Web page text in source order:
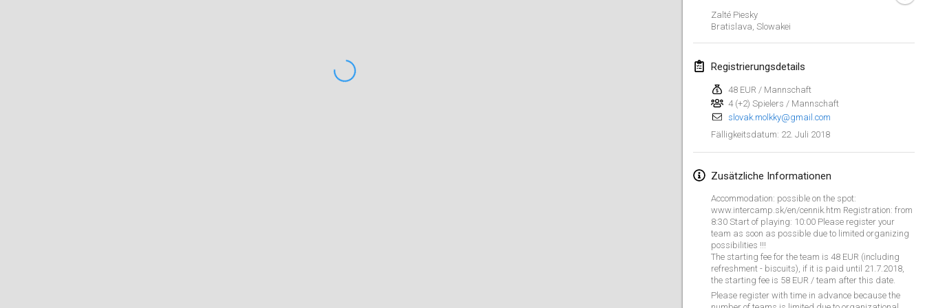
Zalté Piesky
Bratislava Slowakei
Registrierungsdetails
48 EUR / Mannschaft
4 (+2) Spielers / Mannschaft
slovak.molkky@gmail.com
Fälligkeitsdatum: 22. Juli 2018
Zusätzliche Informationen
Accommodation: possible on the spot:
www.intercamp.sk/en/cennik.htm Registration: from
8:30 Start of playing: 10:00 Please register your
team as soon as possible due to limited organizing
possibilities !!!
The starting fee for the team is 48 EUR (including
refreshment - biscuits), if it is paid until 21.7.2018,
the starting fee is 58 EUR / team after this date.
Please register with time in advance because the
Lumi Mölkky
Tournoi de la St Valentin
10. Feb. 2018|Frankreich
Faschings-Mölkky
11. Feb. 2018|Deutschland
Rakovnické mölkkování
Republik
SM HalliMölkky - Finnish Championship
24. Feb. 2018
Tournoi de l'ASSER
24. Feb. 2018| Frankreich